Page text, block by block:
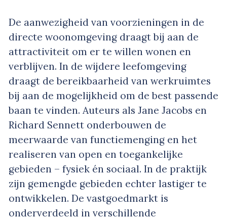
De aanwezigheid van voorzieningen in de
directe woonomgeving draagt bij aan de
attractiviteit om er te willen wonen en
verblijven. In de wijdere leefomgeving
draagt de bereikbaarheid van werkruimtes
bij aan de mogelijkheid om de best passende
baan te vinden. Auteurs als Jane Jacobs en
Richard Sennett onderbouwen de
meerwaarde van functiemenging en het
realiseren van open en toegankelijke
gebieden – fysiek én sociaal. In de praktijk
zijn gemengde gebieden echter lastiger te
ontwikkelen. De vastgoedmarkt is
onderverdeeld in verschillende